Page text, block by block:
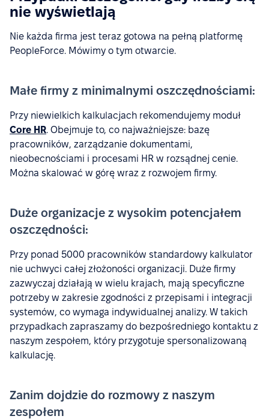
nie wyświetlają
Nie każda firma jest teraz gotowa na pełną platformę
PeopleForce. Mówimy o tym otwarcie.
Małe firmy z minimalnymi oszczędnościami:
Przy niewielkich kalkulacjach rekomendujemy moduł
Core HR. Obejmuje to, co najważniejsze: bazę
pracowników, zarządzanie dokumentami,
nieobecnościami i procesami HR w rozsądnej cenie.
Można skalować w górę wraz z rozwojem firmy.
Duże organizacje z wysokim potencjałem
oszczędności:
Przy ponad 5000 pracowników standardowy kalkulator
nie uchwyci całej złożoności organizacji. Duże firmy
zazwyczaj działają w wielu krajach, mają specyficzne
potrzeby w zakresie zgodności z przepisami i integracji
systemów, co wymaga indywidualnej analizy. W takich
przypadkach zapraszamy do bezpośredniego kontaktu z
naszym zespołem, który przygotuje spersonalizowaną
kalkulację.
Zanim dojdzie do rozmowy z naszym
zespołem